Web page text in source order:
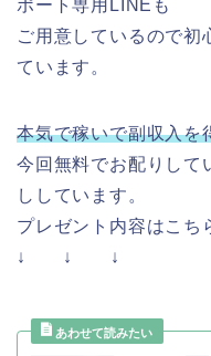
ポート専用LINEも
ご用意しているので初
ています。
本気で稼いで副収入を
今回無料でお配りして
ししています。
プレゼント内容はこち
↓ ↓ ↓